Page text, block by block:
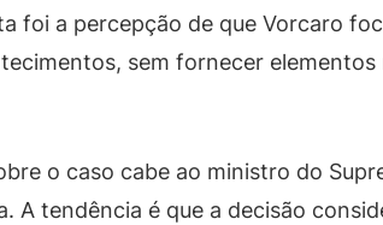
foi a percepção de que Vorcaro
sem fornecer elementos
o caso cabe ao ministro do
A tendência é que a decisão